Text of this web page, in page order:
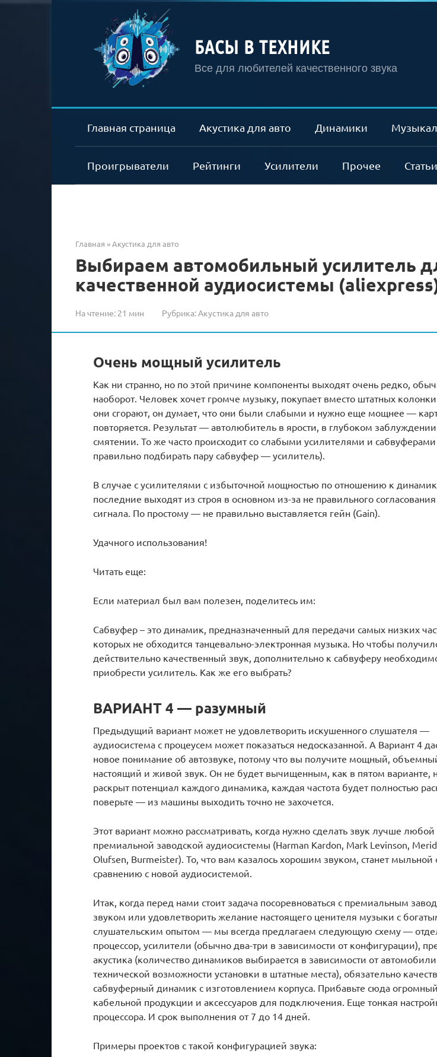
БАСЫ В ТЕХНИКЕ
Все для любителей качественного звука
Главная страница Акустика для авто Динамики
Проигрыватели Рейтинги Усилители Прочее Статьи
Главная »Акустика для авто
Выбираем автомобильный усилитель
качественной аудиосистемы
На чтение: 21 мин Рубрика:Акустика для авто
Очень мощный усилитель
Как ни странно, но по этой причине компоненты выходят очень редко,
наоборот. Человек хочет громче музыку, покупает вместо штатных
они сгорают, он думает, что они были слабыми и нужно еще мощнее —
повторяется. Результат — автолюбитель в ярости, в глубоком
смятении. То же часто происходит со слабыми усилителями и сабвуферами
правильно подбирать пару сабвуфер — усилитель).
В случае с усилителями с избыточной мощностью по отношению к
последние выходят из строя в основном из-за не правильного
сигнала. По простому — не правильно выставляется гейн (Gain).
Удачного использования!
Читать еще:
Если материал был вам полезен, поделитесь им:
Сабвуфер – это динамик, предназначенный для передачи самых низких
которых не обходится танцевально-электронная музыка. Но чтобы
действительно качественный звук, дополнительно к сабвуферу
приобрести усилитель. Как же его выбрать?
ВАРИАНТ 4 — разумный
Предыдущий вариант может не удовлетворить искушенного слушателя —
аудиосистема с процеусем может показаться недосказанной. А Вариант 4
новое понимание об автозвуке, потому что вы получите мощный,
настоящий и живой звук. Он не будет вычищенным, как в пятом варианте,
раскрыт потенциал каждого динамика, каждая частота будет полностью
поверьте — из машины выходить точно не захочется.
Этот вариант можно рассматривать, когда нужно сделать звук лучше любой
премиальной заводской аудиосистемы (Harman Kardon, Mark Levinson,
Olufsen, Burmeister). То, что вам казалось хорошим звуком, станет мыльной
сравнению с новой аудиосистемой.
Итак, когда перед нами стоит задача посоревноваться с премиальным
звуком или удовлетворить желание настоящего ценителя музыки с
слушательским опытом — мы всегда предлагаем следующую схему —
процессор, усилители (обычно два-три в зависимости от конфигурации),
акустика (количество динамиков выбирается в зависимости от
технической возможности установки в штатные места), обязательно
сабвуферный динамик с изготовлением корпуса. Прибавьте сюда
кабельной продукции и аксессуаров для подключения. Еще тонкая
процессора. И срок выполнения от 7 до 14 дней.
Примеры проектов с такой конфигурацией звука: